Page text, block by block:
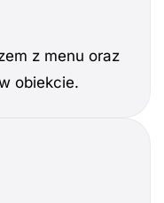
z menu oraz
obiekcie.